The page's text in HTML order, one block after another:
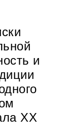
и
XX